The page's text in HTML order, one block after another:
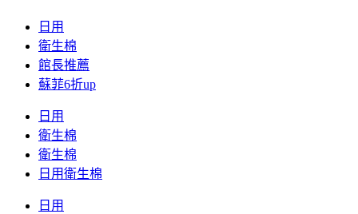
日用
衛生棉
館長推薦
蘇菲6折up
日用
衛生棉
衛生棉
日用衛生棉
日用